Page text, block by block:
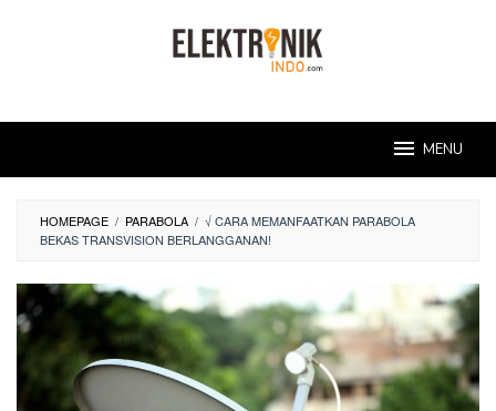
MENU
HOMEPAGE / PARABOLA / √ CARA MEMANFAATKAN PARABOLA
BEKAS TRANSVISION BERLANGGANAN!